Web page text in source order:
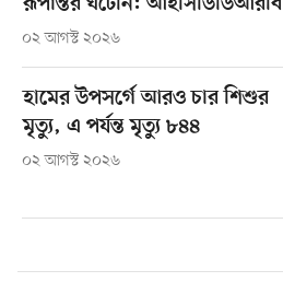
০২ আগস্ট ২০২৬
হামের উপসর্গে আরও চার শিশুর
মৃত্যু, এ পর্যন্ত মৃত্যু ৮৪৪
০২ আগস্ট ২০২৬